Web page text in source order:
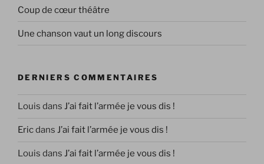
Coup de cœur théâtre
Une chanson vaut un long discours
DERNIERS COMMENTAIRES
Louis dans J’ai fait l’armée je vous dis !
Ericdans J’ai fait l’armée je vous dis !
Louis dans J’ai fait l’armée je vous dis !